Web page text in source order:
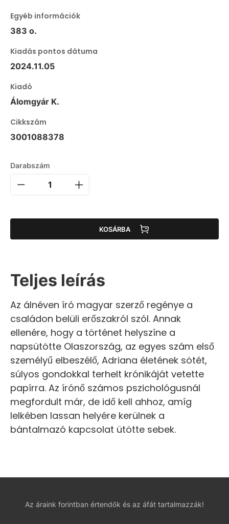
Egyéb információk
383 o.
Kiadás pontos dátuma
2024.11.05
Kiadó
Álomgyár K.
Cikkszám
3001088378
Darabszám
KOSÁRBA
Teljes leírás
Az álnéven író magyar szerző regénye a
családon belüli erőszakról szól. Annak
ellenére, hogy a történet helyszíne a
napsütötte Olaszország, az egyes szám első
személyű elbeszélő, Adriana életének sötét,
súlyos gondokkal terhelt krónikáját vetette
papírra. Az írónő számos pszichológusnál
megfordult már, de idő kell ahhoz, amíg
lelkében lassan helyére kerülnek a
bántalmazó kapcsolat ütötte sebek.
Az áraink forintban értendők és az áfát tartalmazzák!